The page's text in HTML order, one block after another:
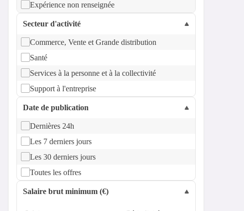
Expérience non renseignée
Secteur d'activité
Commerce, Vente et Grande distribution
Santé
Services à la personne et à la collectivité
Support à l'entreprise
Date de publication
Dernières 24h
Les 7 derniers jours
Les 30 derniers jours
Toutes les offres
Salaire brut minimum (€)